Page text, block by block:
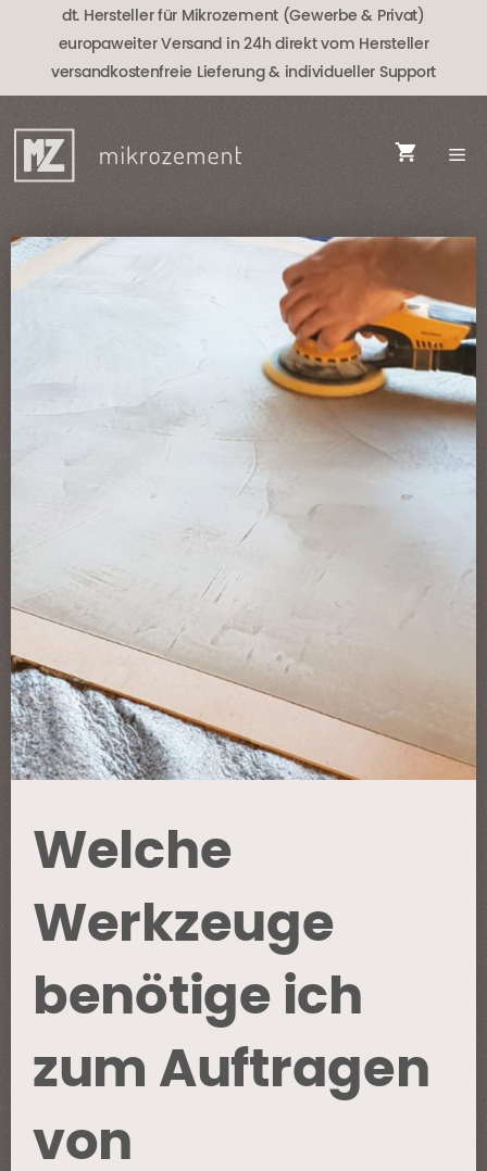
dt. Hersteller für Mikrozement (Gewerbe & Privat)
europaweiter Versand in 24h direkt vom Hersteller
versandkostenfreie Lieferung& individueller Support
Welche
Werkzeuge
benötige ich
zum Auftragen
von